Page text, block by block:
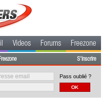
Videos Forums Freezone
Freezone S'inscrire
Pass oublié ?